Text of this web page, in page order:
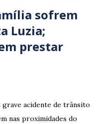
sofrem
Luzia;
prestar
grave acidente de trânsito
nas proximidades do